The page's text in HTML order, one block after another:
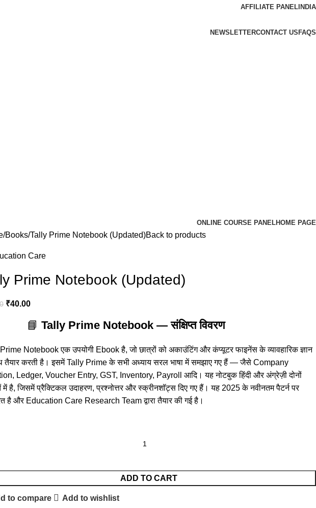
AFFILIATE PANEL INDIA
NEWSLETTERCONTACT US FAQS
ONLINE COURSE PANELHOME PAGE
Books Tally Prime Notebook (Updated)Back to products
Prime Notebook (Updated)
₹40.00
Tally Prime Notebook — संक्षिप्त विवरण
Notebook एक उपयोगी Ebook है, जो छात्रों को अकाउंटिंग और कंप्यूटर फाइनेंस के व्यावहारिक ज्ञान
तैयार करती है। इसमें Tally Prime के सभी अध्याय सरल भाषा में समझाए गए हैं — जैसे Company
Ledger, Voucher Entry, GST, Inventory, Payroll आदि। यह नोटबुक हिंदी और अंग्रेज़ी दोनों
में है, जिसमें प्रैक्टिकल उदाहरण, प्रश्नोत्तर और स्क्रीनशॉट्स दिए गए हैं। यह 2025 के नवीनतम पैटर्न पर
है और Education Care Research Team द्वारा तैयार की गई है।
ADD TO CART
to compare Add to wishlist